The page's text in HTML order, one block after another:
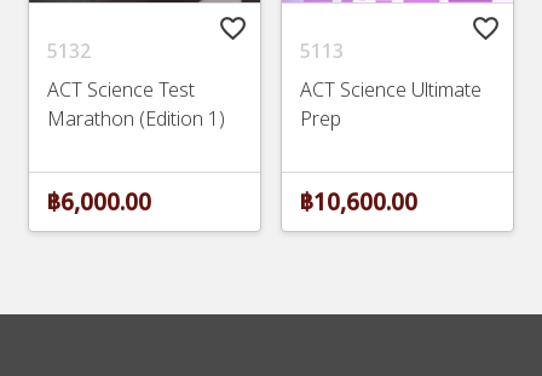
favorite_border
5132
ACT Science Test
Marathon (Edition 1)
฿6,000.00
favorite_border
5113
ACT Science Ultimate
Prep
฿10,600.00